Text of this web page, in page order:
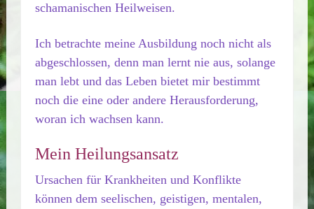
schamanischen Heilweisen.
Ich betrachte meine Ausbildung noch nicht als
abgeschlossen, denn man lernt nie aus, solange
man lebt und das Leben bietet mir bestimmt
noch die eine oder andere Herausforderung,
woran ich wachsen kann.
Mein Heilungsansatz
Ursachen für Krankheiten und Konflikte
können dem seelischen, geistigen, mentalen,